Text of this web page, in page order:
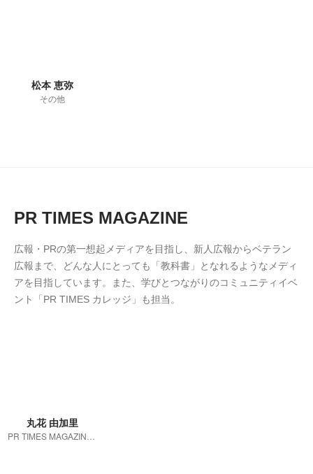
松本 恵弥
その他
PR TIMES MAGAZINE
広報・PRの第一想起メディアを目指し、新人広報からベテラン
広報まで、どんな人にとっても「教科書」となれるようなメディ
アを目指しています。また、学びとつながりのコミュニティイベ
ント「PR TIMES カレッジ」も担当。
丸花 由加里